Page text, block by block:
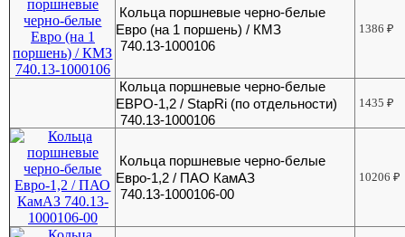
Кольца поршневые черно-белые
Евро (на 1 поршень) / КМЗ
740.13-1000106
1386₽
Кольца поршневые черно-белые
ЕВРО-1,2 / StapRi (по отдельности)
740.13-1000106
1435₽
Кольца поршневые черно-белые
Евро-1,2 / ПАО КамАЗ
740.13-1000106-00
10206₽